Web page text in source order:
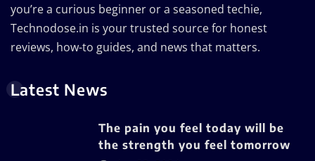
you’re a curious beginner or a seasoned techie,
Technodose.in is your trusted source for honest
reviews, how-to guides, and news that matters.
Latest News
The pain you feel today will be
the strength you feel tomorrow